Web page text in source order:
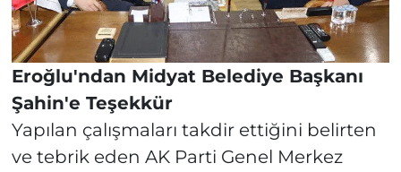
Eroğlu'ndan Midyat Belediye Başkanı
Şahin'e Teşekkür
Yapılan çalışmaları takdir ettiğini belirten
ve tebrik eden AK Parti Genel Merkez